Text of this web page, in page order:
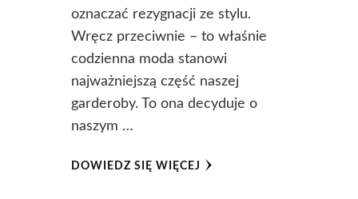
oznaczać rezygnacji ze stylu.
Wręcz przeciwnie – to właśnie
codzienna moda stanowi
najważniejszą część naszej
garderoby. To ona decyduje o
naszym …
DOWIEDZ SIĘ WIĘCEJ